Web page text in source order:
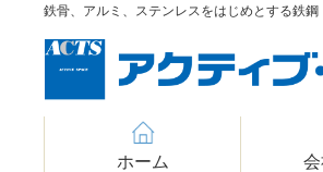
鉄骨、アルミ、ステンレスをはじめとする鉄
ホーム